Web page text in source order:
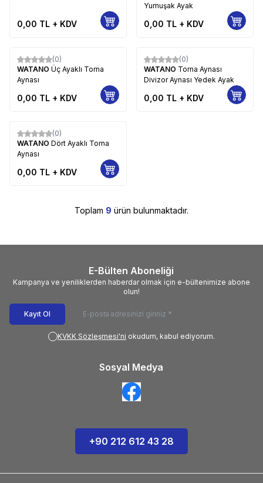
0,00 TL + KDV
Yumuşak Ayak
0,00 TL + KDV
(0)
WATANO Üç Ayaklı Torna
Aynası
0,00 TL + KDV
(0)
WATANO Torna Aynası
Divizor Aynası Yedek Ayak
0,00 TL + KDV
(0)
WATANO Dört Ayaklı Torna
Aynası
0,00 TL + KDV
Toplam 9 ürün bulunmaktadır.
E-Bülten Aboneliği
Kampanya ve yeniliklerden haberdar olmak için e-bültenimize abone
olun!
Kayıt Ol
KVKK Sözleşmesi'ni okudum, kabul ediyorum.
Sosyal Medya
+90 212 612 43 28